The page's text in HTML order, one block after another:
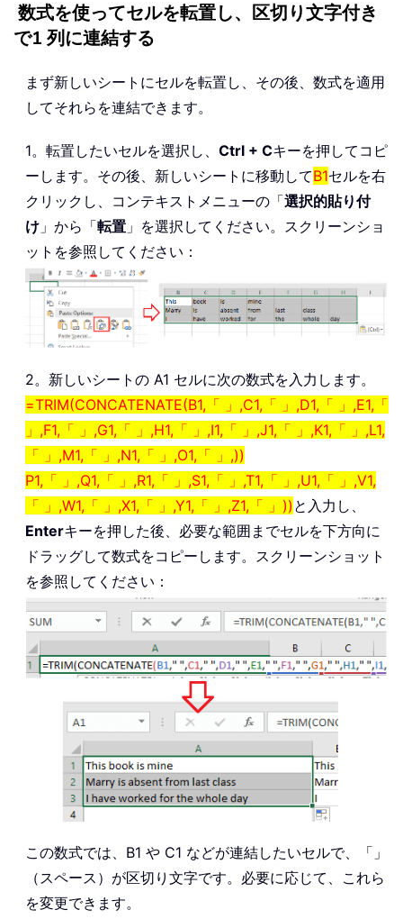
数式を使ってセルを転置し、区切り文字付き
で1 列に連結する
まず新しいシートにセルを転置し、その後、数式を適用
してそれらを連結できます。
1。転置したいセルを選択し、 Ctrl + Cキーを押してコピ
ーします。その後、新しいシートに移動してB1セルを右
クリックし、コンテキストメニューの「選択的貼り付
け 」から「転置 」を選択してください。スクリーンショ
ットを参照してください：
2。新しいシートの A1 セルに次の数式を入力します。
=TRIM(CONCATENATE(B1,「 」,C1,「 」,D1,「 」,E1,「
」,F1,「 」,G1,「 」,H1,「 」,I1,「 」,J1,「 」,K1,「 」,L1,
「 」,M1,「 」,N1,「 」,O1,「 」,))
P1,「 」,Q1,「 」,R1,「 」,S1,「 」,T1,「 」,U1,「 」,V1,
「 」,W1,「 」,X1,「 」,Y1,「 」,Z1,「 」)) と入力し、
Enterキーを押した後、必要な範囲までセルを下方向に
ドラッグして数式をコピーします。スクリーンショット
を参照してください：
この数式では、B1 や C1 などが連結したいセルで、「」
（スペース）が区切り文字です。必要に応じて、これら
を変更できます。